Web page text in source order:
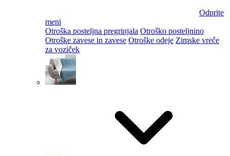
Odprite
meni
Otroška posteljna pregrinjala Otroško posteljnino
Otroške zavese in zavese Otroške odeje Zimske vreče
za voziček